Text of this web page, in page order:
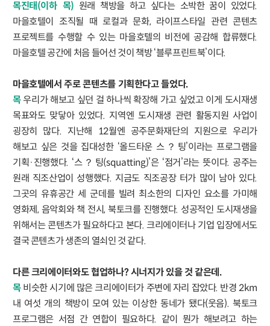
목진태(이하 목) 원래 책방을 하고 싶다는 소박한 꿈이 있었다.
마을호텔이 조직될 때 로컬과 문화, 라이프스타일 관련 콘텐츠
프로젝트를 수행할 수 있는 마을호텔의 비전에 공감해 합류했다.
마을호텔 공간에 처음 들어선 것이 책방 ‘블루프린트북’이다.
마을호텔에서 주로 콘텐츠를 기획한다고 들었다.
목우리가 해보고 싶던 걸 하나씩 확장해 가고 싶었고 이게 도시재생
목표와도 맞닿아 있었다. 지역엔 도시재생 관련 활동지원 사업이
굉장히 많다. 지난해 12월엔 공주문화재단의 지원으로 우리가
해보고 싶은 것을 집대성한 ‘올드타운 스？팅’이라는 프로그램을
기획·진행했다. ‘스？팅(squatting)’은 ‘점거’라는 뜻이다. 공주는
원래 직조산업이 성행했다. 지금도 직조공장 터가 많이 남아 있다.
그곳의 유휴공간 세 군데를 빌려 최소한의 디자인 요소를 가미해
영화제, 음악회와 책 전시, 북토크를 진행했다. 성공적인 도시재생을
위해서는 콘텐츠가 필요하다고 본다. 크리에이터나 기업 입장에서도
결국 콘텐츠가 생존의 열쇠인 것 같다.
다른 크리에이터와도 협업하나? 시너지가 있을 것 같은데.
목비슷한 시기에 많은 크리에이터가 주변에 자리 잡았다. 반경 2km
내 여섯 개의 책방이 모여 있는 이상한 동네가 됐다(웃음). 북토크
프로그램은 서점 간 연합이 필요하다. 같이 뭔가 해보려고 하는